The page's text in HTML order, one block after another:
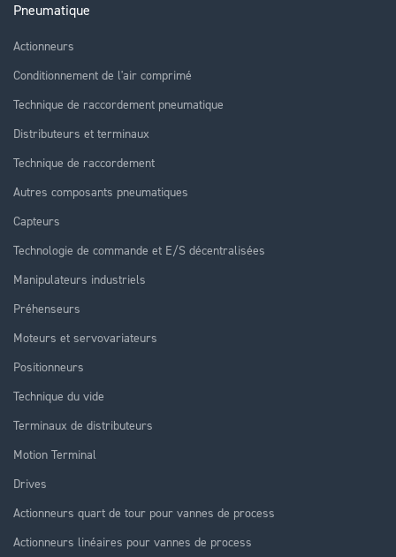
Pneumatique
Actionneurs
Conditionnement de l'air comprimé
Technique de raccordement pneumatique
Distributeurs et terminaux
Technique de raccordement
Autres composants pneumatiques
Capteurs
Technologie de commande et E/S décentralisées
Manipulateurs industriels
Préhenseurs
Moteurs et servovariateurs
Positionneurs
Technique du vide
Terminaux de distributeurs
Motion Terminal
Drives
Actionneurs quart de tour pour vannes de process
Actionneurs linéaires pour vannes de process